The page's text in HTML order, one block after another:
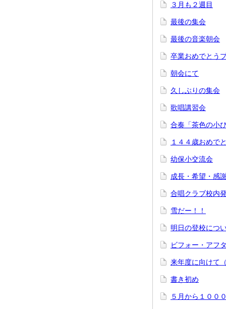
３月も２週目
最後の集会
最後の音楽朝会
卒業おめでとう
朝会にて
久しぶりの集会
歌唱講習会
合奏「茶色の小び
１４４歳おめで
幼保小交流会
成長・希望・感
合唱クラブ校内
雪だー！！
明日の登校につ
ビフォー・アフ
来年度に向けて
書き初め
５月から１００